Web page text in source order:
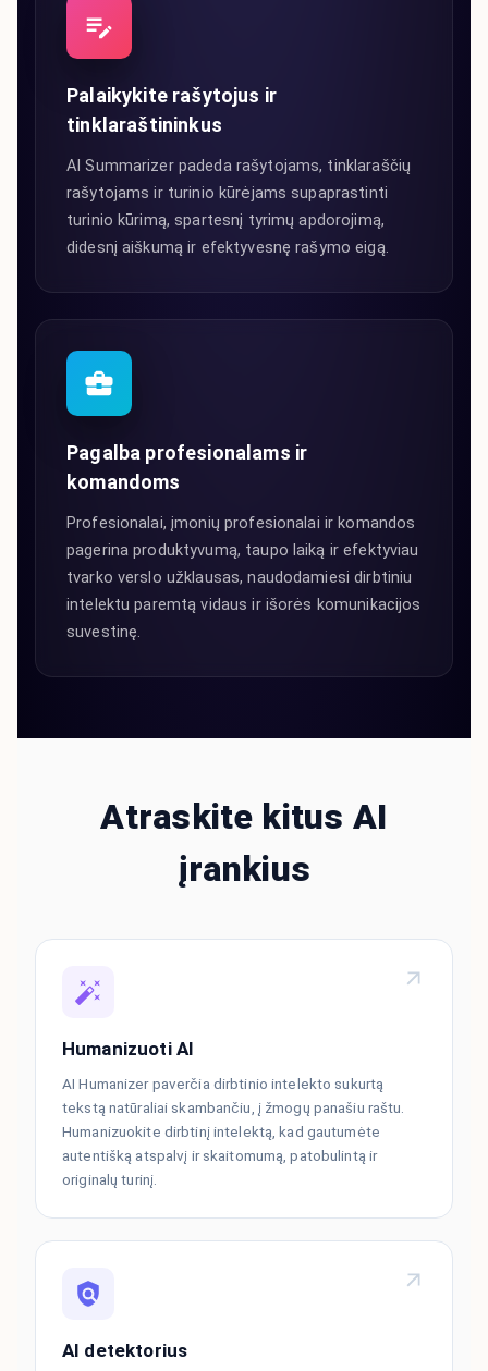
Palaikykite rašytojus ir
tinklaraštininkus
AI Summarizer padeda rašytojams, tinklaraščių
rašytojams ir turinio kūrėjams supaprastinti
turinio kūrimą, spartesnį tyrimų apdorojimą,
didesnį aiškumą ir efektyvesnę rašymo eigą.
Pagalba profesionalams ir
komandoms
Profesionalai, įmonių profesionalai ir komandos
pagerina produktyvumą, taupo laiką ir efektyviau
tvarko verslo užklausas, naudodamiesi dirbtiniu
intelektu paremtą vidaus ir išorės komunikacijos
suvestinę.
Atraskite kitus AI
įrankius
Humanizuoti AI
AI Humanizer paverčia dirbtinio intelekto sukurtą
tekstą natūraliai skambančiu, į žmogų panašiu raštu.
Humanizuokite dirbtinį intelektą, kad gautumėte
autentišką atspalvį ir skaitomumą, patobulintą ir
originalų turinį.
AI detektorius